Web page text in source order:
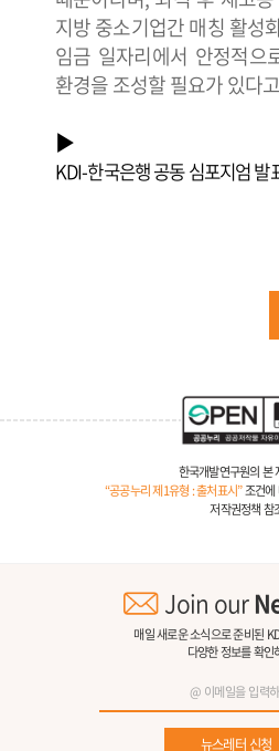
지방 중소기업간 매칭 활성
임금 일자리에서 안정적
환경을 조성할 필요가 있다
KDI-한국은행 공동 심포지엄 발
한국개발연구원의 본
“공공누리 제1유형 : 출처표시”조건에
저작권정책 참
Join our
매일 새로운 소식으로 준비된
다양한 정보를 확인
뉴스레터 신청